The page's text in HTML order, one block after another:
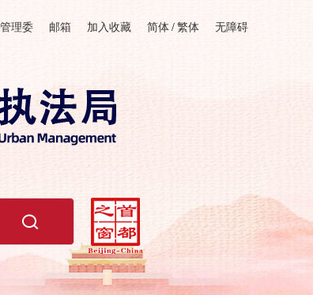
理委 邮箱 加入收藏 简体 / 繁体 无障碍